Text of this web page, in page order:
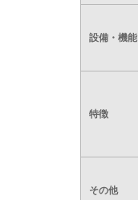
設備・機能
特徴
その他